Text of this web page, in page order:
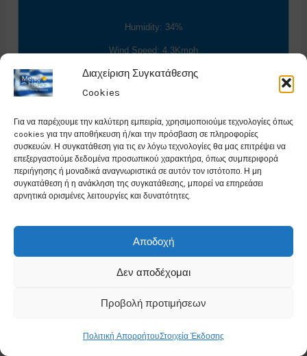
Διαχείριση Συγκατάθεσης
Cookies
Για να παρέχουμε την καλύτερη εμπειρία, χρησιμοποιούμε τεχνολογίες όπως
cookies για την αποθήκευση ή/και την πρόσβαση σε πληροφορίες
συσκευών. Η συγκατάθεση για τις εν λόγω τεχνολογίες θα μας επιτρέψει να
επεξεργαστούμε δεδομένα προσωπικού χαρακτήρα, όπως συμπεριφορά
περιήγησης ή μοναδικά αναγνωριστικά σε αυτόν τον ιστότοπο. Η μη
συγκατάθεση ή η ανάκληση της συγκατάθεσης, μπορεί να επηρεάσει
αρνητικά ορισμένες λειτουργίες και δυνατότητες.
Αποδοχή
Δεν αποδέχομαι
Προβολή προτιμήσεων
Πολιτική ΑπορρήτουΣτοιχεία Έκδοσης
Humidity: 34%
Wind Speed: 4.3Kmph
Chance for rain: 36%
Data from Weather25
27°
Clear
Humidity: 53%